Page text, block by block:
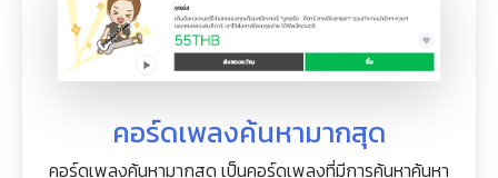
คอร์ดเพลงค้นหามากสุด
คอร์ดเพลงค้นหามากสุด เป็นคอร์ดเพลงที่มีการค้นหาค้นหา